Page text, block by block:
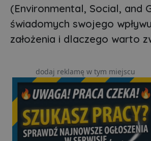
(Environmental, Social,
świadomych swojego
założenia i dlaczego warto
dodaj reklamę w tym miejscu